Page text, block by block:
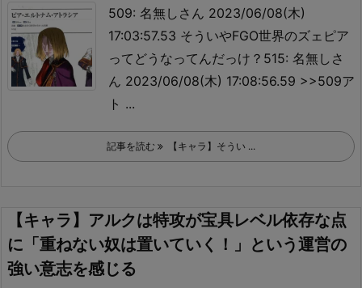
509: 名無しさん 2023/06/08(木)
17:03:57.53 そういやFGO世界のズェピア
ってどうなってんだっけ？515: 名無しさ
ん 2023/06/08(木) 17:08:56.59 >>509ア
ト ...
記事を読む 【キャラ】そうい ...
【キャラ】アルクは特攻が宝具レベル依存な点
に「重ねない奴は置いていく！」という運営の
強い意志を感じる